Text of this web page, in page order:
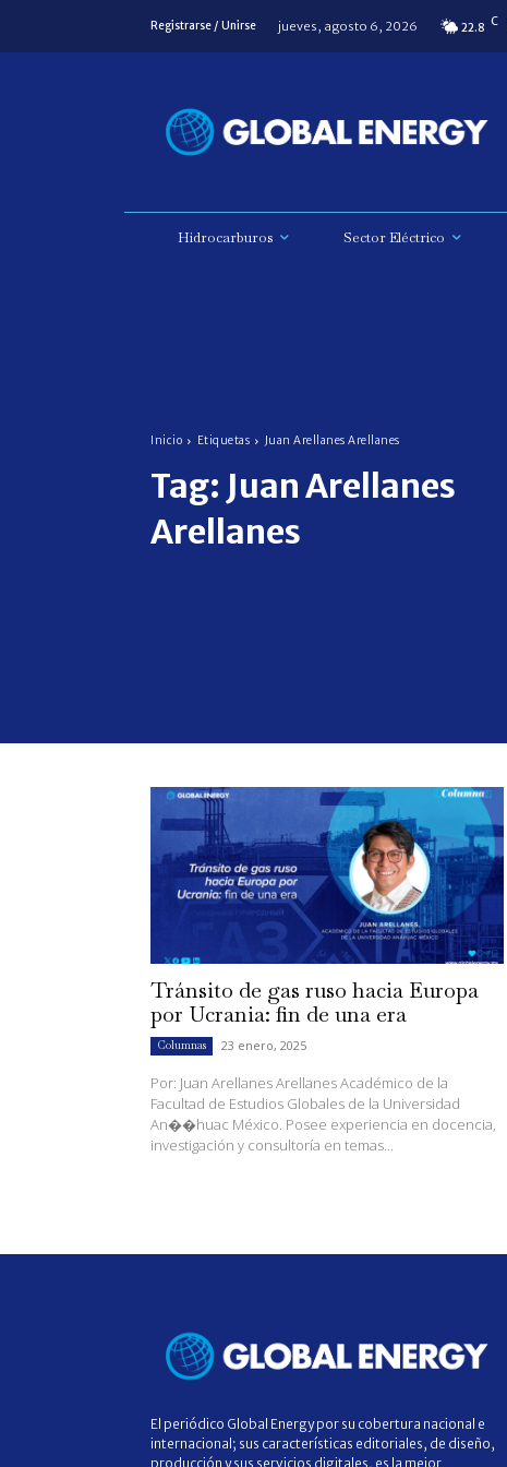
Registrarse / Unirse jueves, agosto 6, 2026 22.8 C
Hidrocarburos Sector Eléctrico
Inicio Etiquetas Juan Arellanes Arellanes
Tag: Juan Arellanes
Arellanes
Tránsito de gas ruso hacia Europa
por Ucrania: fin de una era
Columnas 23 enero, 2025
Por: Juan Arellanes Arellanes Académico de la
Facultad de Estudios Globales de la Universidad
An��huac México. Posee experiencia en docencia,
investigación y consultoría en temas...
El periódico Global Energy por su cobertura nacional e
internacional; sus características editoriales, de diseño,
producción y sus servicios digitales, es la mejor